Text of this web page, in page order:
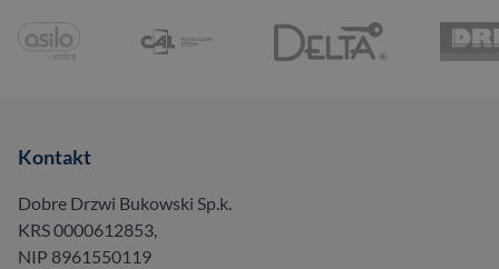
Kontakt
Dobre Drzwi Bukowski Sp.k.
KRS 0000612853,
NIP 8961550119